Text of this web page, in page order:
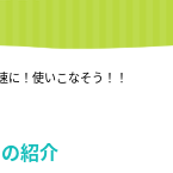
に！使いこなそう！！
紹介